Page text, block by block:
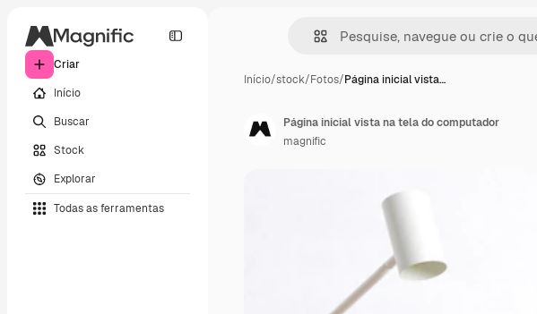
Criar
Início
Buscar
Stock
Explorar
Todas as ferramentas
Início/stock/Fotos/Página inicial vista…
Página inicial vista na tela do computador
magnific